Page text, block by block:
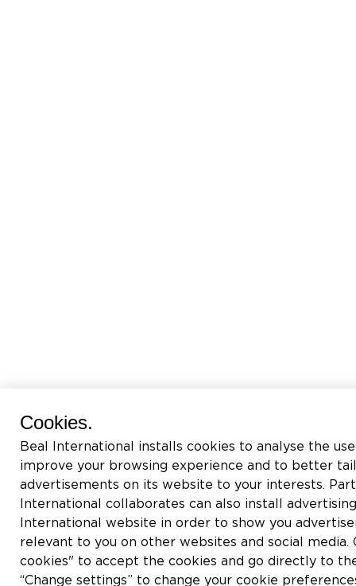
Cookies.
Beal International installs cookies to analyse the
improve your browsing experience and to better
advertisements on its website to your interests.
International collaborates can also install
International website in order to show you
relevant to you on other websites and social media.
cookies" to accept the cookies and go directly to
“Change settings” to change your cookie